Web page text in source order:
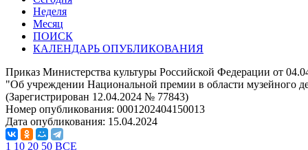
Неделя
Месяц
ПОИСК
КАЛЕНДАРЬ ОПУБЛИКОВАНИЯ
Приказ Министерства культуры Российской Федерации от
"Об учреждении Национальной премии в области музейного
(Зарегистрирован 12.04.2024 № 77843)
Номер опубликования: 0001202404150013
Дата опубликования: 15.04.2024
1 10 20 50 ВСЕ